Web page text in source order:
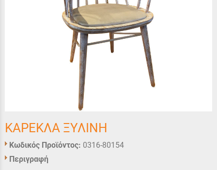
ΚΑΡΕΚΛΑ ΞΥΛΙΝΗ
Κωδικός Προϊόντος: 0316-80154
Περιγραφή